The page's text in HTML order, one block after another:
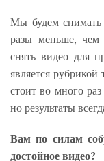
Мы будем снимать
разы меньше, чем
снять видео для
является
стоит во много
но результаты
Вам по силам
достойное видео?